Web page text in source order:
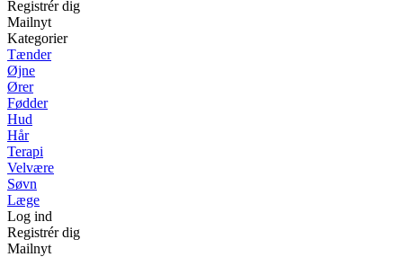
Registrér dig
Mailnyt
Kategorier
Tænder
Øjne
Ører
Fødder
Hud
Hår
Terapi
Velvære
Søvn
Læge
Log ind
Registrér dig
Mailnyt